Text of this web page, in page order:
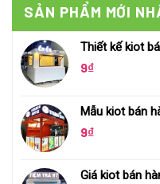
SẢN PHẨM MỚI
Thiết kế kiot
9₫
Mẫu kiot bán
9₫
Giá kiot bán